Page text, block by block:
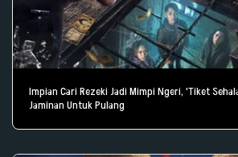
Impian Cari Rezeki Jadi Mimpi Ngeri, 'Tiket
Jaminan Untuk Pulang